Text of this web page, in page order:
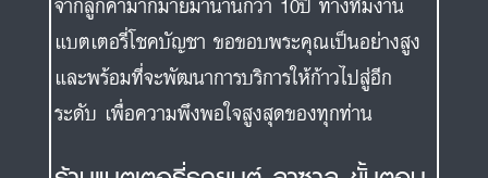
ร้านแบตเตอรี่รถยนต์ ลาซาล ขั้นตอน
การใช้บริการ
ร้านแบตเตอรี่รถยนต์โชคบัญชา ในพื้นที่ลาซาล